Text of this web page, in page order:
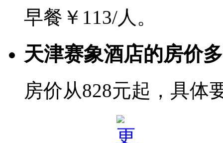
早餐￥113/人。
天津赛象酒店的房价
房价从828元起，具体